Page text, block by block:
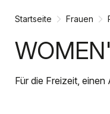
Startseite Frauen
Für die Freizeit,